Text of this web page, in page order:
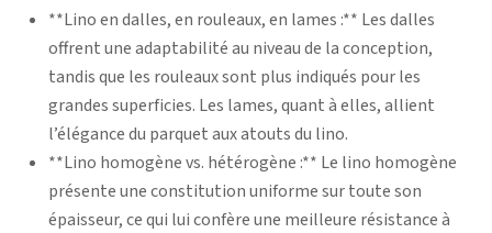
**Lino en dalles, en rouleaux, en lames :** Les dalles
offrent une adaptabilité au niveau de la conception,
tandis que les rouleaux sont plus indiqués pour les
grandes superficies. Les lames, quant à elles, allient
l’élégance du parquet aux atouts du lino.
**Lino homogène vs. hétérogène :** Le lino homogène
présente une constitution uniforme sur toute son
épaisseur, ce qui lui confère une meilleure résistance à